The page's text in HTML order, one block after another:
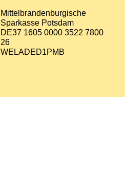
Mittelbrandenburgische
Sparkasse Potsdam
DE37 1605 0000 3522 7800
26
WELADED1PMB